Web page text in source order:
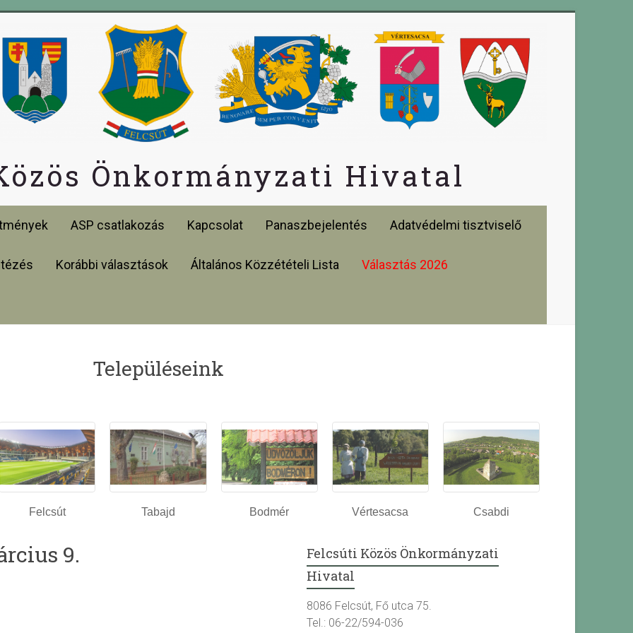
Önkormányzati Hivatal
ASP csatlakozás Kapcsolat Panaszbejelentés Adatvédelmi tisztviselő
Korábbi választások Általános Közzétételi Lista Választás 2026
Településeink
Felcsút Tabajd Bodmér Vértesacsa Csabdi
9.
Felcsúti Közös Önkormányzati
Hivatal
8086 Felcsút, Fő utca 75.
Tel.: 06-22/594-036